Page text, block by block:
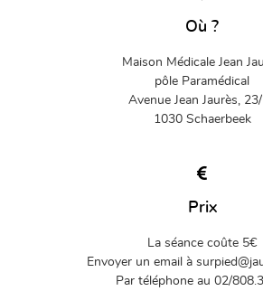
Où ?
Maison Médicale Jean
pôle Paramédical
Avenue Jean Jaurès,
1030 Schaerbeek
Prix
La séance coûte 5€
Envoyer un email à
Par téléphone au 02/